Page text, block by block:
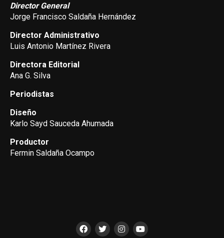
Director General
Jorge Francisco Saldaña Hernández
Director Administrativo
Luis Antonio Martínez Rivera
Directora Editorial
Ana G. Silva
Periodistas
Diseño
Karlo Sayd Sauceda Ahumada
Productor
Fermin Saldaña Ocampo